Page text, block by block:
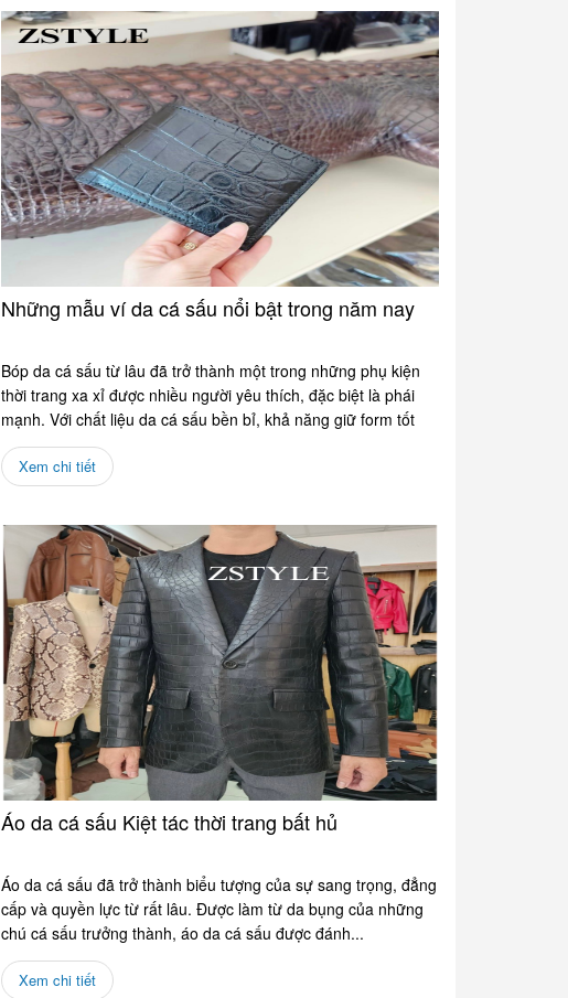
Những mẫu ví da cá sấu nổi bật trong năm nay
Bóp da cá sấu từ lâu đã trở thành một trong những phụ kiện
thời trang xa xỉ được nhiều người yêu thích, đặc biệt là phái
mạnh. Với chất liệu da cá sấu bền bỉ, khả năng giữ form tốt
và...
Xem chi tiết
Áo da cá sấu Kiệt tác thời trang bất hủ
Áo da cá sấu đã trở thành biểu tượng của sự sang trọng, đẳng
cấp và quyền lực từ rất lâu. Được làm từ da bụng của những
chú cá sấu trưởng thành, áo da cá sấu được đánh...
Xem chi tiết